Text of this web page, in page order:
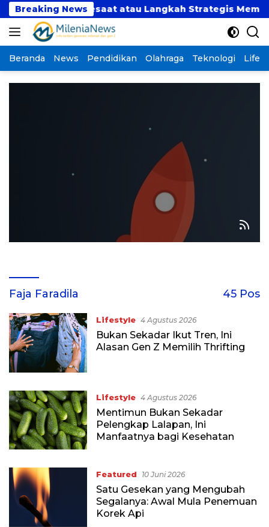
Langsung
ke
konten
Breaking News
Dulu”: Tren Sesaat atau Langkah Strategis
Beranda News Pendidikan Olahraga Teknologi
Faja Faradila 45 Pos
Lifestyle 4 Agustus 2026
Bukan Sekadar Ikut Tren, Ini
Alasan Gen Z Memilih Thrifting
Lifestyle 4 Agustus 2026
Mentimun Bukan Sekadar
Pelengkap Lalapan, Ini
Manfaatnya bagi Kesehatan
Featured 10 Juni 2026
Satu Gesekan yang Mengubah
Segalanya: Awal Mula Penemuan
Korek Api